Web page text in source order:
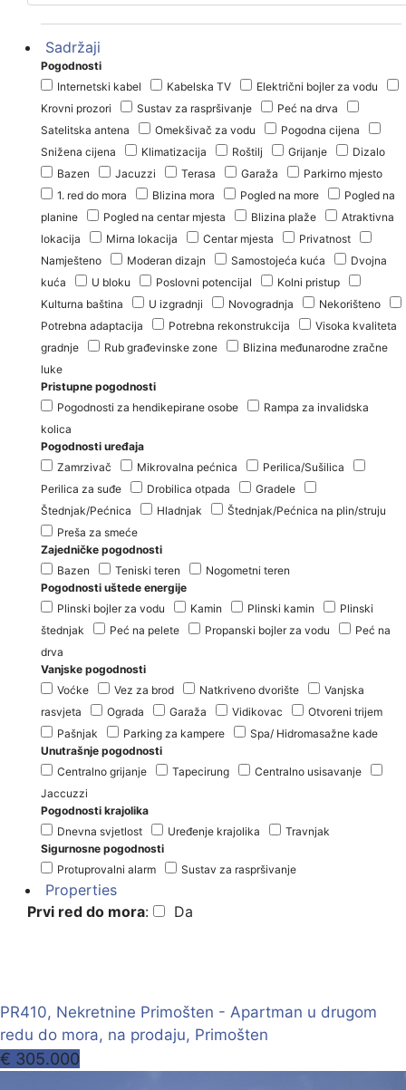
Sadržaji
Pogodnosti
Internetski kabel
Kabelska TV
Električni bojler za vodu
Krovni prozori
Sustav za raspršivanje
Peć na drva
Satelitska antena
Omekšivač za vodu
Pogodna cijena
Snižena cijena
Klimatizacija Roštilj Grijanje
Dizalo
Bazen
Jacuzzi Terasa Garaža
Parkirno mjesto
1. red do mora
Blizina mora Pogled na more
Pogled na
planine
Pogled na centar mjesta Blizina plaže
Atraktivna
lokacija
Mirna lokacija Centar mjesta
Privatnost
Namješteno
Moderan dizajn Samostojeća kuća
Dvojna
kuća
U bloku Poslovni potencijal
Kolni pristup
Kulturna baština
U izgradnji Novogradnja
Nekorišteno
Potrebna adaptacija
Potrebna rekonstrukcija
Visoka kvaliteta
gradnje
Rub građevinske zone
Blizina međunarodne zračne
luke
Pristupne pogodnosti
Pogodnosti za hendikepirane osobe
Rampa za invalidska
kolica
Pogodnosti uređaja
Zamrzivač
Mikrovalna pećnica
Perilica/Sušilica
Perilica za suđe
Drobilica otpada
Gradele
Štednjak/Pećnica
Hladnjak
Štednjak/Pećnica na plin/struju
Preša za smeće
Zajedničke pogodnosti
Bazen
Teniski teren
Nogometni teren
Pogodnosti uštede energije
Plinski bojler za vodu
Kamin Plinski kamin
Plinski
štednjak
Peć na pelete Propanski bojler za vodu
Peć na
drva
Vanjske pogodnosti
Voćke
Vez za brod Natkriveno dvorište
Vanjska
rasvjeta
Ograda Garaža Vidikovac
Otvoreni trijem
Pašnjak
Parking za kampere
Spa/ Hidromasažne kade
Unutrašnje pogodnosti
Centralno grijanje
Tapecirung
Centralno usisavanje
Jaccuzzi
Pogodnosti krajolika
Dnevna svjetlost
Uređenje krajolika
Travnjak
Sigurnosne pogodnosti
Protuprovalni alarm
Sustav za raspršivanje
Properties
Prvi red do mora: Da
PR410, Nekretnine Primošten - Apartman u drugom
redu do mora, na prodaju, Primošten
€ 305.000